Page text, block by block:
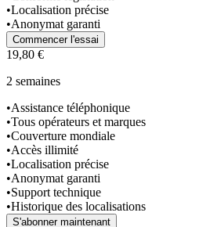
•Localisation précise
•Anonymat garanti
Commencer l'essai
19,80 €
2 semaines
•Assistance téléphonique
•Tous opérateurs et marques
•Couverture mondiale
•Accès illimité
•Localisation précise
•Anonymat garanti
•Support technique
•Historique des localisations
S'abonner maintenant